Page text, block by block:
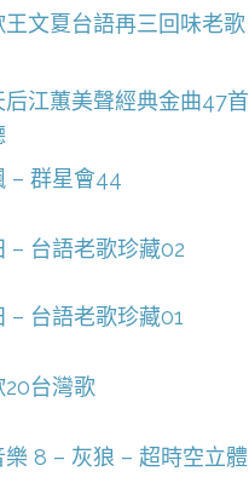
王文夏台語再三回味老歌
后江蕙美聲經典金曲47首
– 群星會44
– 台語老歌珍藏02
– 台語老歌珍藏01
20台灣歌
樂 8 – 灰狼 – 超時空立體